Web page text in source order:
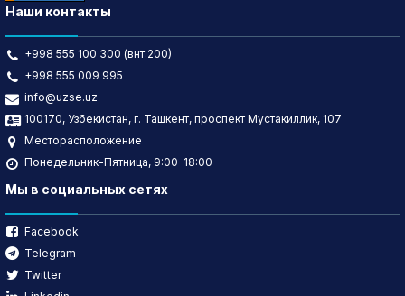
Наши контакты
+998 555 100 300 (внт:200)
+998 555 009 995
info@uzse.uz
100170, Узбекистан, г. Ташкент, проспект Мустакиллик, 107
Месторасположение
Понедельник-Пятница, 9:00-18:00
Мы в социальных сетях
Facebook
Telegram
Twitter